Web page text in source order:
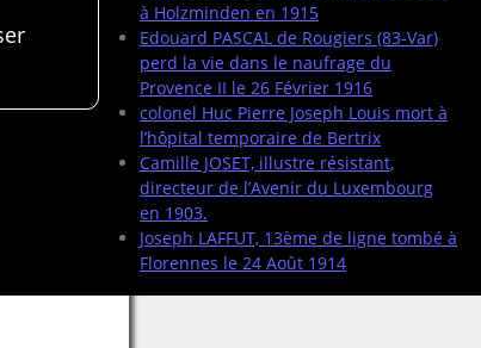
à Holzminden en 1915
Edouard PASCAL de Rougiers (83-Var)
perd la vie dans le naufrage du
Provence II le 26 Février 1916
colonel Huc Pierre Joseph Louis mort à
l’hôpital temporaire de Bertrix
Camille JOSET, illustre résistant,
directeur de l’Avenir du Luxembourg
en 1903.
Joseph LAFFUT, 13ème de ligne tombé à
Florennes le 24 Août 1914